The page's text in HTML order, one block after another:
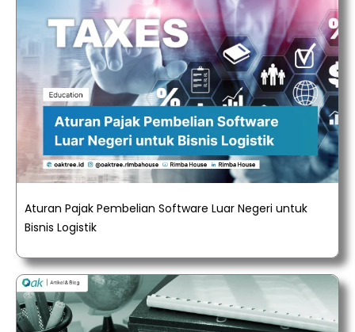
Aturan Pajak Pembelian Software Luar Negeri untuk
Bisnis Logistik